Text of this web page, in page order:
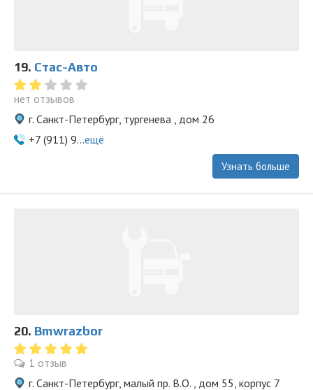
19. Стас-Aвто
нет отзывов
г. Санкт-Петербург, тургенева , дом 26
+7 (911) 9...ещё
Узнать больше
20. Bmwrazbor
1 отзыв
г. Санкт-Петербург, малый пр. В.О. , дом 55, корпус 7